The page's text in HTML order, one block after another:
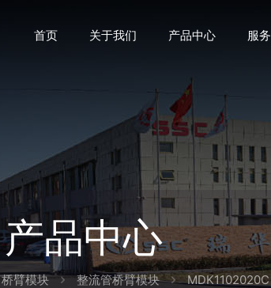
首页 关于我们 产品中心 服务
产品中心
桥臂模块 整流管桥臂模块 MDK1102020C